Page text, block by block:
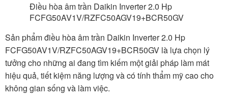
Điều hòa âm trần Daikin Inverter 2.0 Hp
FCFG50AV1V/RZFC50AGV19+BCR50GV
Sản phẩm điều hòa âm trần Daikin Inverter 2.0 Hp
FCFG50AV1V/RZFC50AGV19+BCR50GV là lựa chọn lý
tưởng cho những ai đang tìm kiếm một giải pháp làm mát
hiệu quả, tiết kiệm năng lượng và có tính thẩm mỹ cao cho
không gian sống và làm việc.